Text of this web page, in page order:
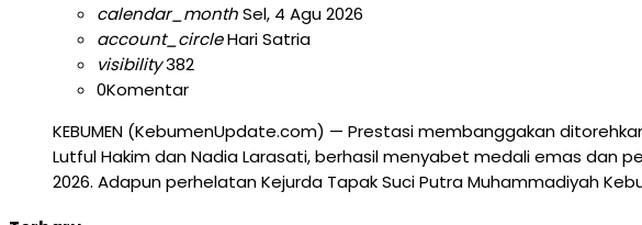
calendar_monthSel, 4 Agu 2026
account_circleHari Satria
visibility382
0Komentar
KEBUMEN (KebumenUpdate.com) — Prestasi membanggakan
Lutful Hakim dan Nadia Larasati, berhasil menyabet medali emas dan
2026. Adapun perhelatan Kejurda Tapak Suci Putra Muhammadiyah